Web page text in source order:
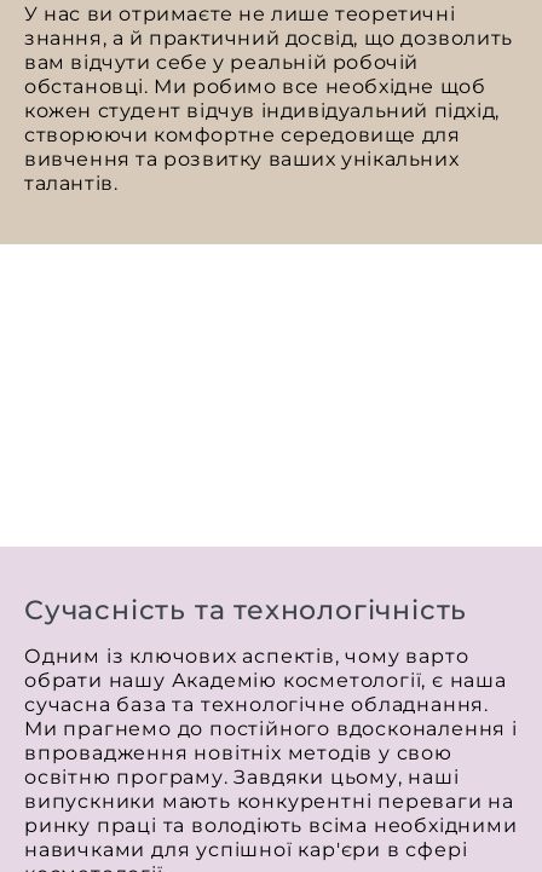
У нас ви отримаєте не лише теоретичні
знання, а й практичний досвід, що дозволить
вам відчути себе у реальній робочій
обстановці. Ми робимо все необхідне щоб
кожен студент відчув індивідуальний підхід,
створюючи комфортне середовище для
вивчення та розвитку ваших унікальних
талантів.
Сучасність та технологічність
Одним із ключових аспектів, чому варто
обрати нашу Академію косметології, є наша
сучасна база та технологічне обладнання.
Ми прагнемо до постійного вдосконалення і
впровадження новітніх методів у свою
освітню програму. Завдяки цьому, наші
випускники мають конкурентні переваги на
ринку праці та володіють всіма необхідними
навичками для успішної кар'єри в сфері